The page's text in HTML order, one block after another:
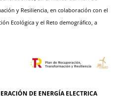
y Resiliencia, en colaboración con el
Ecológica y el Reto demográfico, a
DE ENERGÍA ELECTRICA